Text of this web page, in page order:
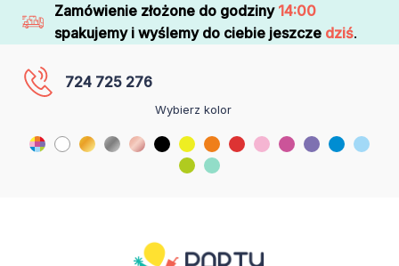
Zamówienie złożone do godziny 14:00
spakujemy i wyślemy do ciebie jeszcze dziś.
724 725 276
Wybierz kolor